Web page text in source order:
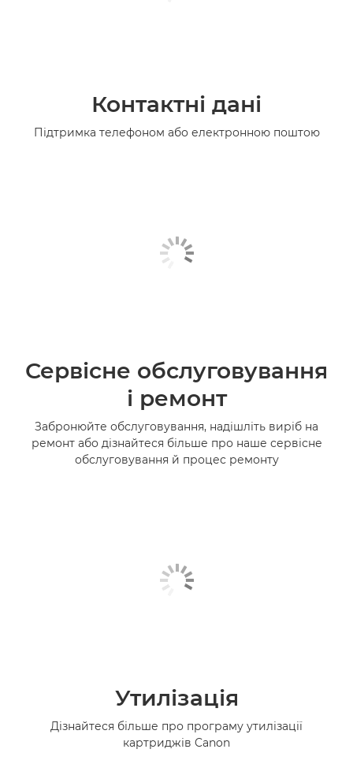
Контактні дані
Підтримка телефоном або електронною поштою
Сервісне обслуговування
і ремонт
Забронюйте обслуговування, надішліть виріб на
ремонт або дізнайтеся більше про наше сервісне
обслуговування й процес ремонту
Утилізація
Дізнайтеся більше про програму утилізації
картриджів Canon